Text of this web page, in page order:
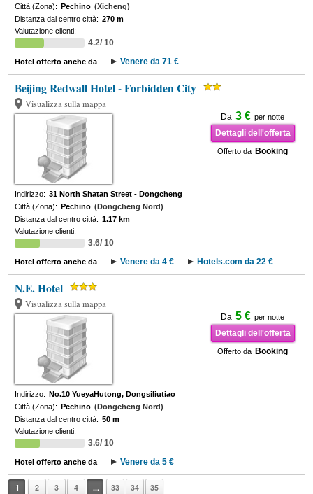
Città (Zona): Pechino (Xicheng)
Distanza dal centro città: 270 m
Valutazione clienti:
4.2/ 10
Hotel offerto anche da Venere da 71 €
Beijing Redwall Hotel - Forbidden City
Visualizza sulla mappa
Da 3 € per notte
Dettagli dell'offerta
Offerto da Booking
Indirizzo: 31 North Shatan Street - Dongcheng
Città (Zona): Pechino (Dongcheng Nord)
Distanza dal centro città: 1.17 km
Valutazione clienti:
3.6/ 10
Hotel offerto anche da Venere da 4 € Hotels.com da 22 €
N.E. Hotel
Visualizza sulla mappa
Da 5 € per notte
Dettagli dell'offerta
Offerto da Booking
Indirizzo: No.10 YueyaHutong, Dongsiliutiao
Città (Zona): Pechino (Dongcheng Nord)
Distanza dal centro città: 50 m
Valutazione clienti:
3.6/ 10
Hotel offerto anche da Venere da 5 €
1 2 3 4 ... 33 34 35